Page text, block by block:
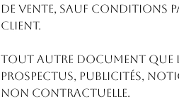
de vente, sauf conditions
Client.
Tout autre document que
prospectus, publicités,
non contractuelle.